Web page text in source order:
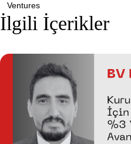
Ventures
İlgili İçerikler